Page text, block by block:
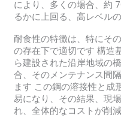
により、多くの場合、約
るかに上回る、高レベル
耐食性の特徴は、特にそ
の存在下で適切です 構造
ら建設された沿岸地域の
合、そのメンテナンス間
ます この鋼の溶接性と成
易になり、その結果、現
れ、全体的なコストが削